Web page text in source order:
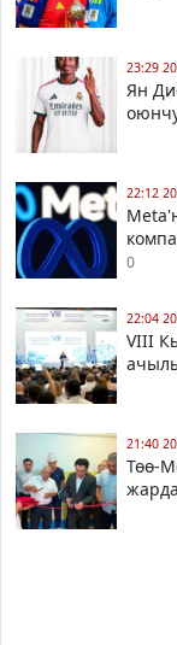
23:29
Ян
22:12
0
22:04
VIII
21:40
Төө-